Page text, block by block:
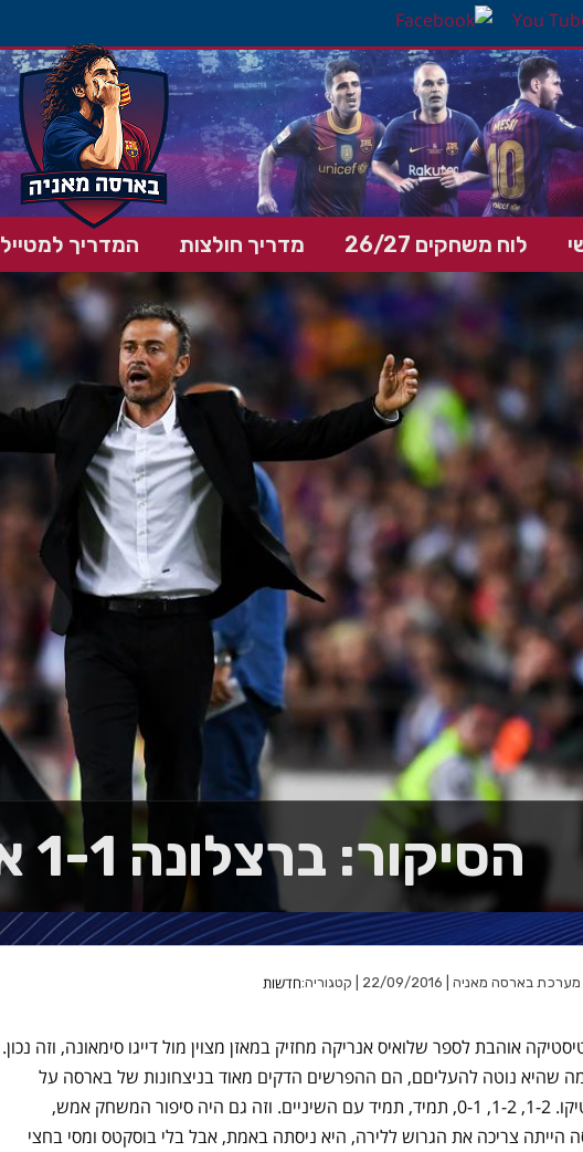
לוח משחקים 26/27 מדריך חולצות המדריך למטייל
הסיקור: ברצלונה 1-1 אתלטיקו מדריד
בארסה מאניה | 22/09/2016 | קטגוריה: חדשות
אוהבת לספר שלואיס אנריקה מחזיק במאזן מצוין מול דייגו סימאונה, וזה נכון.
שהיא נוטה להעליםם, הם ההפרשים הדקים מאוד בניצחונות של בארסה על
אתלטיקו. 1-2, 1-2, 0-1, תמיד, תמיד עם השיניים. וזה גם היה סיפור המשחק אמש,
הייתה צריכה את הגרוש ללירה, היא ניסתה באמת, אבל בלי בוסקטס ומסי בחצי